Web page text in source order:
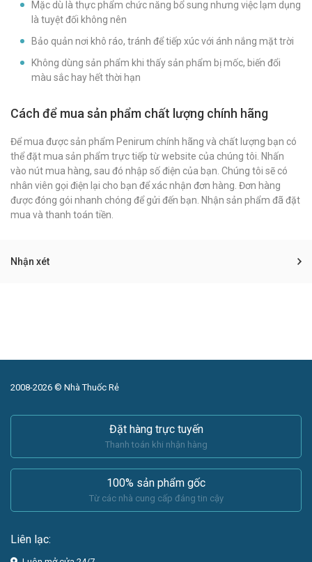
Mặc dù là thực phẩm chức năng bổ sung nhưng việc lạm dụng
là tuyệt đối không nên
Bảo quản nơi khô ráo, tránh để tiếp xúc với ánh nắng mặt trời
Không dùng sản phẩm khi thấy sản phẩm bị mốc, biến đổi
màu sắc hay hết thời hạn
Cách để mua sản phẩm chất lượng chính hãng
Để mua được sản phẩm Penirum chính hãng và chất lượng bạn có
thể đặt mua sản phẩm trực tiếp từ website của chúng tôi. Nhấn
vào nút mua hàng, sau đó nhập số điện của bạn. Chúng tôi sẽ có
nhân viên gọi điện lại cho bạn để xác nhận đơn hàng. Đơn hàng
được đóng gói nhanh chóng để gửi đến bạn. Nhận sản phẩm đã đặt
mua và thanh toán tiền.
Nhận xét
2008-2026 © Nhà Thuốc Rẻ
Đặt hàng trực tuyến
Thanh toán khi nhận hàng
100% sản phẩm gốc
Từ các nhà cung cấp đáng tin cậy
Liên lạc: